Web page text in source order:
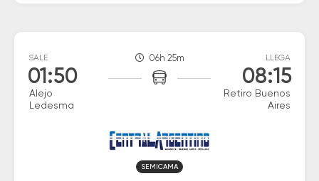
SALE
01:50
Alejo
Ledesma
06h 25m LLEGA
08:15
Retiro Buenos
Aires
SEMICAMA